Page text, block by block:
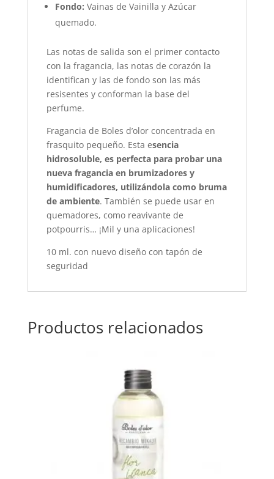
Fondo: Vainas de Vainilla y Azúcar
quemado.
Las notas de salida son el primer contacto
con la fragancia, las notas de corazón la
identifican y las de fondo son las más
resisentes y conforman la base del
perfume.
Fragancia de Boles d’olor concentrada en
frasquito pequeño. Esta esencia
hidrosoluble, es perfecta para probar una
nueva fragancia en brumizadores y
humidificadores, utilizándola como bruma
de ambiente. También se puede usar en
quemadores, como reavivante de
potpourris… ¡Mil y una aplicaciones!
10 ml. con nuevo diseño con tapón de
seguridad
Productos relacionados